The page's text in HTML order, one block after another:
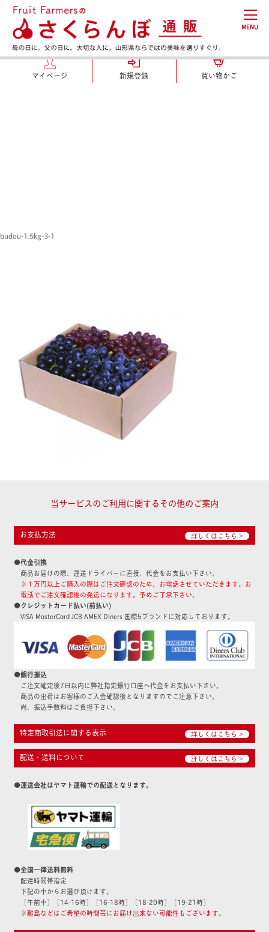
MENU
マイページ 新規登録 買い物かご
budou-1.5kg-3-1
当サービスのご利用に関するその他のご案内
お支払方法 詳しくはこちら >
●代金引換
商品お届けの際、運送ドライバーに直接、代金をお支払い下さい。
※１万円以上ご購入の際はご注文確認のため、お電話させていただきます。お
電話でご注文確認後の発送になります。予めご了承下さい。
●クレジットカード払い(前払い)
VISA MasterCard JCB AMEX Diners 国際5ブランドに対応しております。
●銀行振込
ご注文確定後7日以内に弊社指定銀行口座へ代金をお支払い下さい。
商品の出荷はお客様のご入金確認後となりますのでご注意下さい。
尚、振込手数料はご負担下さい。
特定商取引法に関する表示 詳しくはこちら >
配送・送料について 詳しくはこちら >
●運送会社はヤマト運輸での配送となります。
●全国一律送料無料
配達時間帯指定
下記の中からお選び頂けます。
［午前中］［14-16時］［16-18時］［18-20時］［19-21時］
※離島などはご希望の時間帯にお届け出来ない可能性もございます。